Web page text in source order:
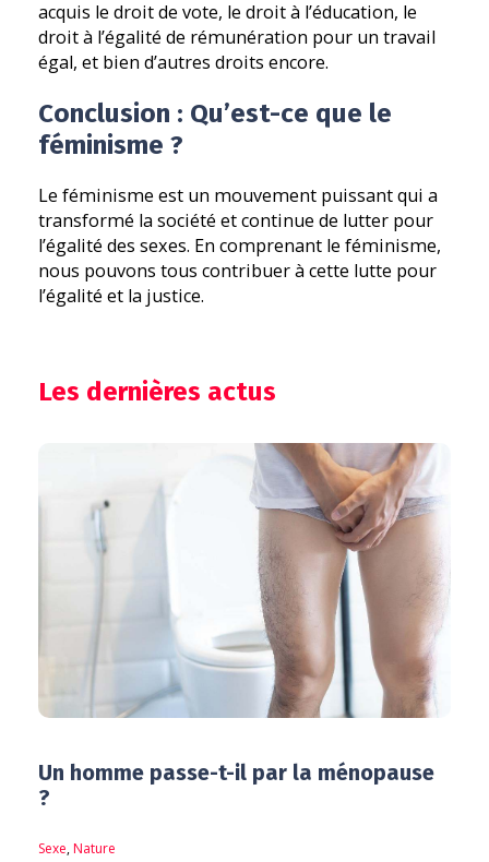
acquis le droit de vote, le droit à l’éducation, le
droit à l’égalité de rémunération pour un travail
égal, et bien d’autres droits encore.
Conclusion : Qu’est-ce que le
féminisme ?
Le féminisme est un mouvement puissant qui a
transformé la société et continue de lutter pour
l’égalité des sexes. En comprenant le féminisme,
nous pouvons tous contribuer à cette lutte pour
l’égalité et la justice.
Les dernières actus
Un homme passe-t-il par la ménopause
?
Sexe,Nature